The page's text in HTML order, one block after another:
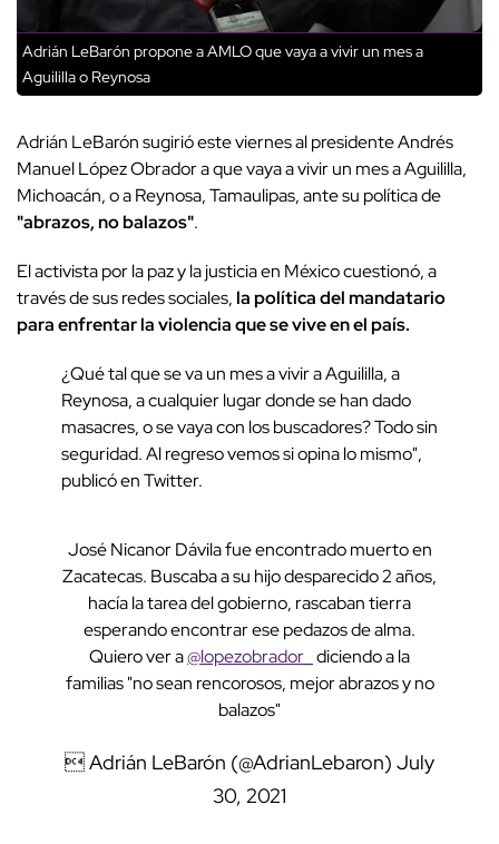
Adrián LeBarón propone a AMLO que vaya a vivir un mes a
Aguililla o Reynosa
Adrián LeBarón sugirió este viernes al presidente Andrés
Manuel López Obrador a que vaya a vivir un mes a Aguililla,
Michoacán, o a Reynosa, Tamaulipas, ante su política de
"abrazos, no balazos".
El activista por la paz y la justicia en México cuestionó, a
través de sus redes sociales,la política del mandatario
para enfrentar la violencia que se vive en el país.
¿Qué tal que se va un mes a vivir a Aguililla, a
Reynosa, a cualquier lugar donde se han dado
masacres, o se vaya con los buscadores? Todo sin
seguridad. Al regreso vemos si opina lo mismo",
publicó en Twitter.
José Nicanor Dávila fue encontrado muerto en
Zacatecas. Buscaba a su hijo desparecido 2 años,
hacía la tarea del gobierno, rascaban tierra
esperando encontrar ese pedazos de alma.
Quiero ver a@lopezobrador_ diciendo a la
familias "no sean rencorosos, mejor abrazos y no
balazos"
 Adrián LeBarón (@AdrianLebaron) July
30, 2021